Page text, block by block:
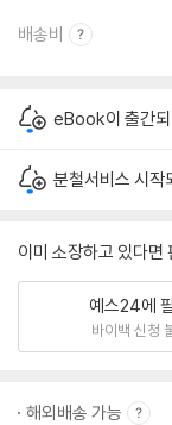
배송비
eBook이 출간되
분철서비스 시작
이미 소장하고 있다면
예스24에
바이백 신청
해외배송 가능